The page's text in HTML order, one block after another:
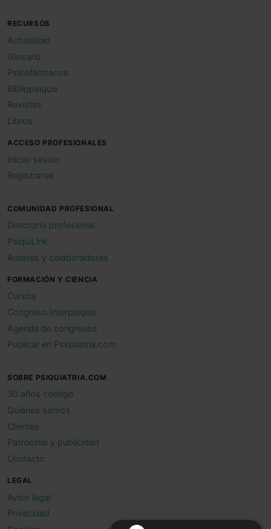
RECURSOS
Actualidad
Glosario
Psicofármacos
Bibliopsiquis
Revistas
Libros
ACCESO PROFESIONALES
Iniciar sesión
Registrarse
COMUNIDAD PROFESIONAL
Directorio profesional
PsiquiLink
Autores y colaboradores
FORMACIÓN Y CIENCIA
Cursos
Congreso Interpsiquis
Agenda de congresos
Publicar en Psiquiatria.com
SOBRE PSIQUIATRIA.COM
30 años contigo
Quiénes somos
Clientes
Patrocinio y publicidad
Contacto
LEGAL
Aviso legal
Privacidad